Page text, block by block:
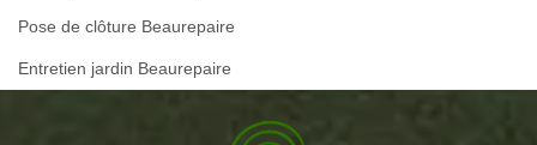
Pose de clôture Beaurepaire
Entretien jardin Beaurepaire